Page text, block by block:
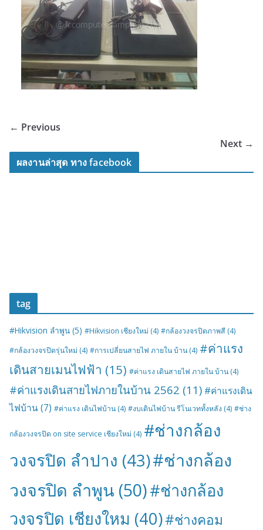
← Previous
Next →
ผลงานล่าสุด ทาง facebook
tag
#Hikvision ลำพูน (5) #Hikvision เชียงใหม่ (4) #กล้องวงจรปิดภาพสี (4)
#กล้องวงจรปิดรุ่นใหม่ (4) #การเปลี่ยนสายไฟ ภายใน บ้าน (4) #ค่าแรง
เดินสายเมนไฟฟ้า (15) #ค่าแรง เดินสายไฟ ภายใน บ้าน (4)
#ค่าแรงเดินสายไฟภายในบ้าน 2562 (11) #ค่าแรงเดิน
ไฟบ้าน(7) #ค่าแรง เดินไฟบ้าน (4) #งบเดินไฟบ้าน รีโนเวททั้งหลัง (4) #ช่าง
กล้องวงจรปิด on site service เชียงใหม่ (4) #ช่างกล้อง
วงจรปิด ลำปาง (43)#ช่างกล้อง
วงจรปิด ลำพูน (50)#ช่างกล้อง
วงจรปิด เชียงใหม (40)#ช่างคอม